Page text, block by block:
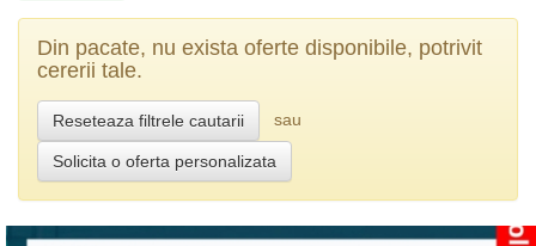
Din pacate, nu exista oferte disponibile, potrivit
cererii tale.
Reseteaza filtrele cautarii sau
Solicita o oferta personalizata